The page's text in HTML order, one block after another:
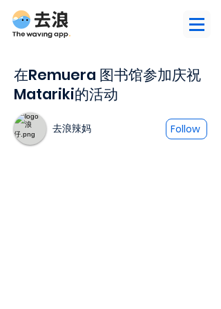
在Remuera 图书馆参加庆祝
Matariki的活动
去浪辣妈 Follow